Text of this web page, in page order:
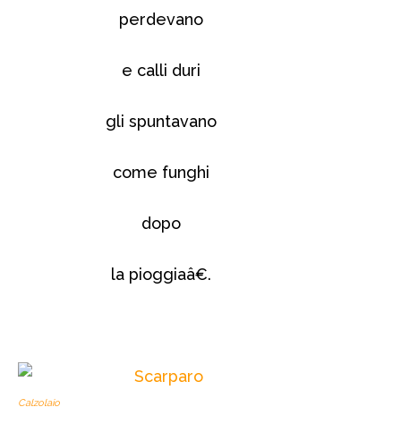
perdevano
e calli duri
gli spuntavano
come funghi
dopo
la pioggiaâ€.
Calzolaio